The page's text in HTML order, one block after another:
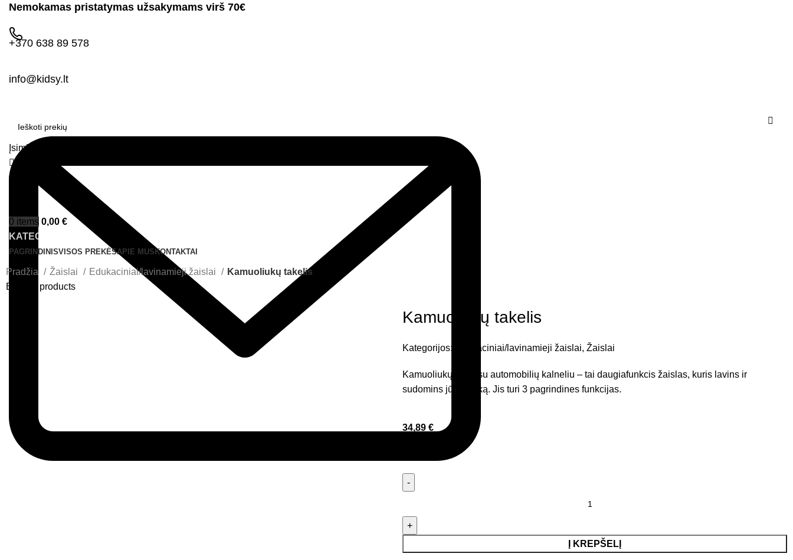
Nemokamas pristatymas užsakymams virš 70€
+370 638 89 578
info@kidsy.lt
Įsimintos prekės
0
0 items 0,00 €
KATEGORIJOS
PAGRINDINISVISOS PREKĖSAPIE MUS KONTAKTAI
Pradžia Žaislai Edukaciniai/lavinamieji žaislai
Kamuoliukų takelis
Back to products
Kamuoliukų takelis
Kategorijos: Edukaciniai/lavinamieji žaislai, Žaislai
Kamuoliukų trasa su automobilių kalneliu – tai daugiafunkcis žaislas, kuris lavins ir
sudomins jūsų vaiką. Jis turi 3 pagrindines funkcijas.
34,89 €
Į KREPŠELĮ